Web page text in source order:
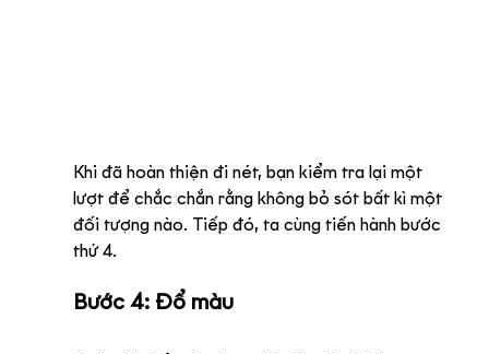
Khi đã hoàn thiện đi nét, bạn kiểm tra lại một
lượt để chắc chắn rằng không bỏ sót bất kì một
đối tượng nào. Tiếp đó, ta cùng tiến hành bước
thứ 4.
Bước 4: Đổ màu